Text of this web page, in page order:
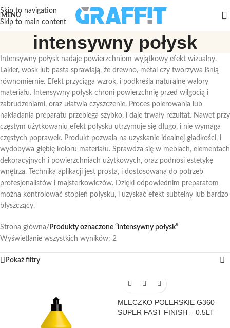
Skip to navigation
Skip to main content
MENU
intensywny połysk
Intensywny połysk nadaje powierzchniom wyjątkowy efekt wizualny.
Lakier, wosk lub pasta sprawiają, że drewno, metal czy tworzywa lśnią
równomiernie. Efekt przyciąga wzrok, i podkreśla naturalne walory
materiału. Intensywny połysk chroni powierzchnię przed wilgocią i
zabrudzeniami, oraz ułatwia czyszczenie. Proces polerowania lub
nakładania preparatu przebiega szybko, i daje trwały rezultat. Nawet przy
częstym użytkowaniu efekt połysku utrzymuje się długo, i nie wymaga
częstych poprawek. Produkt pozwala na uzyskanie idealnej gładkości, i
wydobywa głębię koloru materiału. Sprawdza się w meblach, elementach
dekoracyjnych i powierzchniach użytkowych, oraz podnosi estetykę
wnętrza. Technika aplikacji jest prosta, i dostosowana do potrzeb
profesjonalistów i majsterkowiczów. Dzięki odpowiednim preparatom
można kontrolować stopień połysku, i uzyskać efekt subtelny lub bardzo
błyszczący.
Strona główna/ Produkty oznaczone “intensywny połysk”
Wyświetlanie wszystkich wyników: 2
Pokaż filtry
MLECZKO POLERSKIE G360
SUPER FAST FINISH – 0.5LT